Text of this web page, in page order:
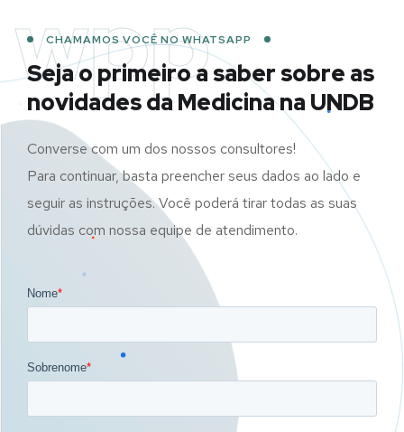
wpp
CHAMAMOS VOCÊ NO WHATSAPP
Seja o primeiro a saber sobre as
novidades da Medicina na UNDB
Converse com um dos nossos consultores!
Para continuar, basta preencher seus dados ao lado e
seguir as instruções. Você poderá tirar todas as suas
dúvidas com nossa equipe de atendimento.